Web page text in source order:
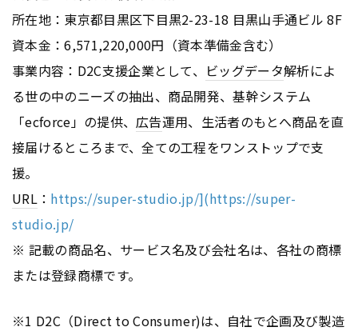
所在地：東京都目黒区下目黒2-23-18 目黒山手通ビル 8F
資本金：6,571,220,000円（資本準備金含む）
事業内容：D2C支援企業として、 ビッグデータ解析によ
る世の中のニーズの抽出、商品開発、基幹システム
「ecforce」の提供、 広告運用、生活者のもとへ商品を直
接届けるところまで、全ての工程をワンストップで支
援。
URL ： https://super-studio.jp/](https://super-
studio.jp/
※ 記載の商品名、サービス名及び会社名は、各社の商標
または登録商標です。
※1 D2C（Direct to Consumer)は、自社で企画及び製造